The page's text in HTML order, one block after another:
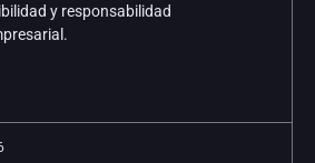
y responsabilidad